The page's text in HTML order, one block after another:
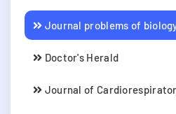
Journal problems of
Doctor's Herald
Journal of